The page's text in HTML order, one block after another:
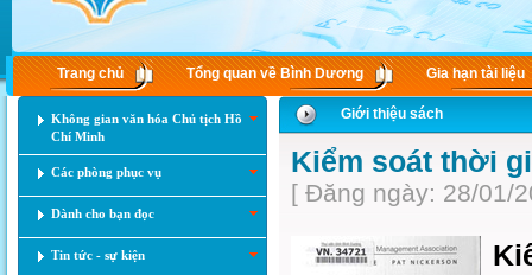
Trang chủ Tổng quan về Bình Dương Gia hạn tài liệu
Không gian văn hóa Chủ tịch Hồ
Chí Minh
Các phòng phục vụ
Dành cho bạn đọc
Tin tức - sự kiện
Giới thiệu sách
Kiểm soát thời
[ Đăng ngày: 28/01/